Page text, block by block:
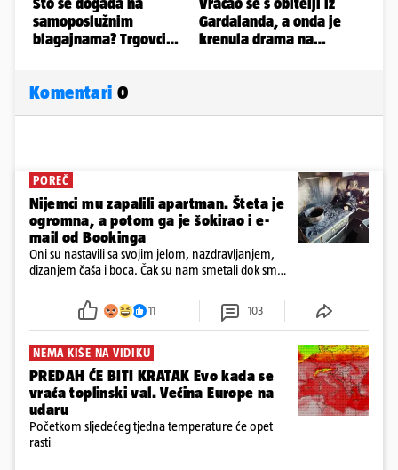
Komentari 0
POREČ
Nijemci mu zapalili apartman. Šteta je
ogromna, a potom ga je šokirao i e-
mail od Bookinga
Oni su nastavili sa svojim jelom, nazdravljanjem,
dizanjem čaša i boca. Čak su nam smetali dok smo
požar, rekao je vlasnik
11 103
NEMA KIŠE NA VIDIKU
PREDAH ĆE BITI KRATAK Evo kada se
vraća toplinski val. Većina Europe na
udaru
Početkom sljedećeg tjedna temperature će opet
rasti